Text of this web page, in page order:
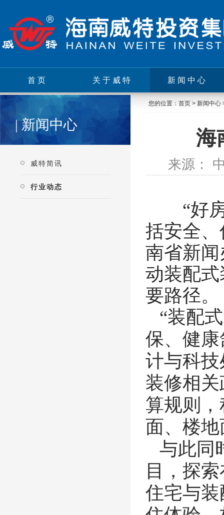
首页 关于威特 新闻中心
| 新闻中心
威特简讯
行业动态
您的位置： 首页 > 新闻中心
海
来源：
“好
括安全
南省新
动装配
要路径。
“装配
保、健
计与科
装修相
算规则
面、楼
与此同
目，探
住宅与